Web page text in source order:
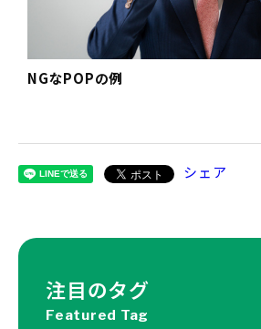
NGなPOPの例
シェア
注目のタグ
Featured Tag